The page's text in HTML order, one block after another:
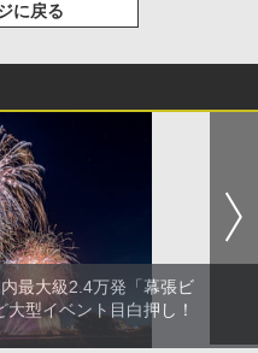
に戻る
最大級2.4万発「幕張ビ
型イベント目白押し！